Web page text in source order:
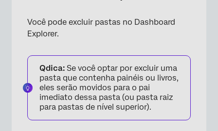
Você pode excluir pastas no Dashboard
Explorer.
Qdica: Se você optar por excluir uma
pasta que contenha painéis ou livros,
eles serão movidos para o pai
imediato dessa pasta (ou pasta raiz
para pastas de nível superior).